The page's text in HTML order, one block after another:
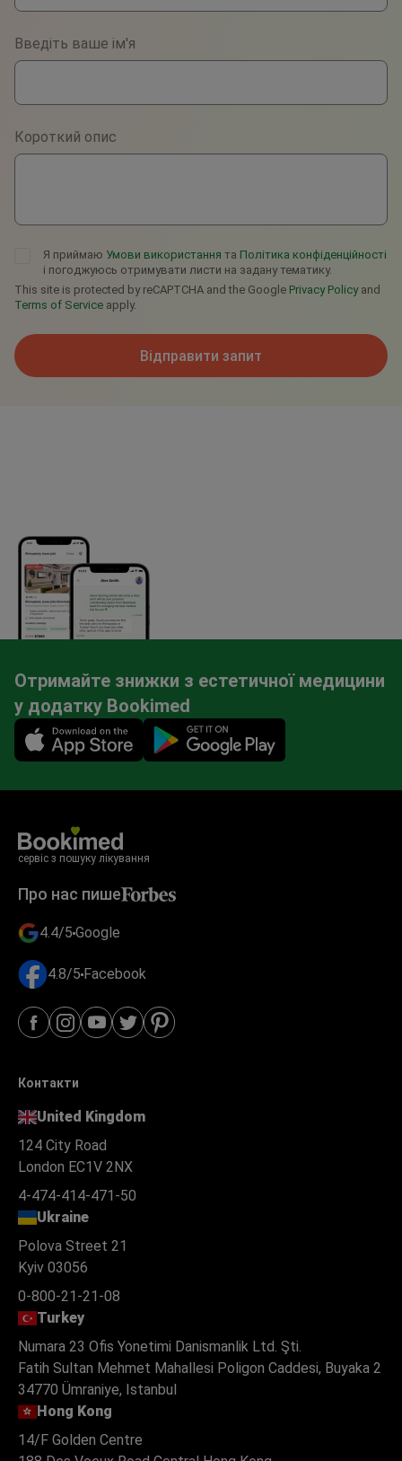
WhatsApp
Viber
Telegram
Введіть ваше ім'я
Короткий опис
Я приймаю Умови використання та Політика конфіденційності
і погоджуюсь отримувати листи на задану тематику.
This site is protected by reCAPTCHA and the Google Privacy Policyand
Terms of Service apply.
Відправити запит
Отримайте знижки з естетичної медицини
у додатку Bookimed
Mobile app illustration
сервіс з пошуку лікування
Про нас пише
4.4/5 Google
4.8/5 Facebook
Контакти
United Kingdom
124 City Road
London EC1V 2NX
4-474-414-471-50
Ukraine
Polova Street 21
Kyiv 03056
0-800-21-21-08
Turkey
Numara 23 Ofis Yonetimi Danismanlik Ltd. Şti.
Fatih Sultan Mehmet Mahallesi Poligon Caddesi, Buyaka 2
34770 Ümraniye, Istanbul
Hong Kong
14/F Golden Centre